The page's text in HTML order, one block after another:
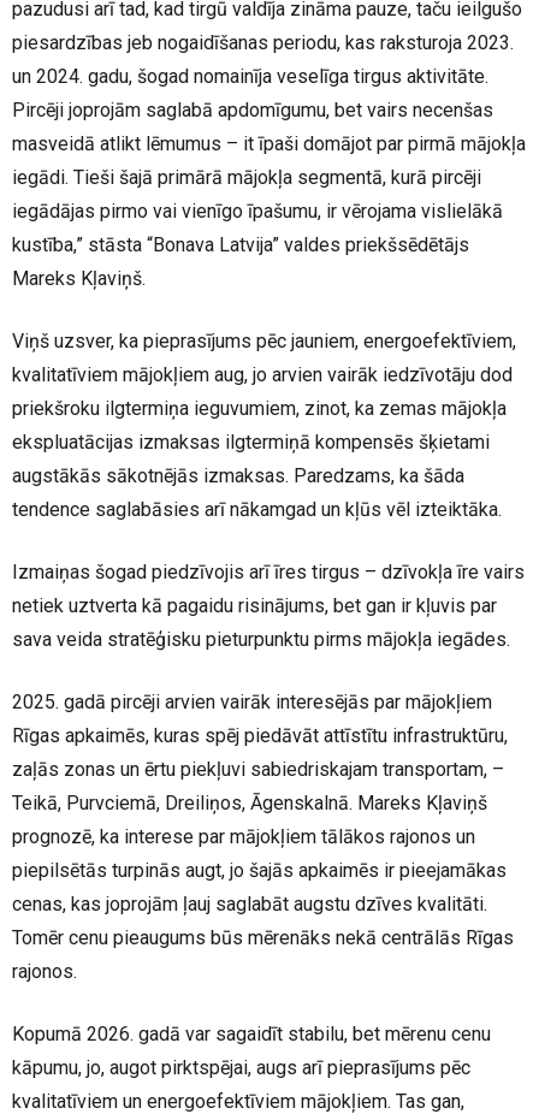
pazudusi arī tad, kad tirgū valdīja zināma pauze, taču ieilgušo
piesardzības jeb nogaidīšanas periodu, kas raksturoja 2023.
un 2024. gadu, šogad nomainīja veselīga tirgus aktivitāte.
Pircēji joprojām saglabā apdomīgumu, bet vairs necenšas
masveidā atlikt lēmumus – it īpaši domājot par pirmā mājokļa
iegādi. Tieši šajā primārā mājokļa segmentā, kurā pircēji
iegādājas pirmo vai vienīgo īpašumu, ir vērojama vislielākā
kustība,” stāsta “Bonava Latvija” valdes priekšsēdētājs
Mareks Kļaviņš.
Viņš uzsver, ka pieprasījums pēc jauniem, energoefektīviem,
kvalitatīviem mājokļiem aug, jo arvien vairāk iedzīvotāju dod
priekšroku ilgtermiņa ieguvumiem, zinot, ka zemas mājokļa
ekspluatācijas izmaksas ilgtermiņā kompensēs šķietami
augstākās sākotnējās izmaksas. Paredzams, ka šāda
tendence saglabāsies arī nākamgad un kļūs vēl izteiktāka.
Izmaiņas šogad piedzīvojis arī īres tirgus – dzīvokļa īre vairs
netiek uztverta kā pagaidu risinājums, bet gan ir kļuvis par
sava veida stratēģisku pieturpunktu pirms mājokļa iegādes.
2025. gadā pircēji arvien vairāk interesējās par mājokļiem
Rīgas apkaimēs, kuras spēj piedāvāt attīstītu infrastruktūru,
zaļās zonas un ērtu piekļuvi sabiedriskajam transportam, –
Teikā, Purvciemā, Dreiliņos, Āgenskalnā. Mareks Kļaviņš
prognozē, ka interese par mājokļiem tālākos rajonos un
piepilsētās turpinās augt, jo šajās apkaimēs ir pieejamākas
cenas, kas joprojām ļauj saglabāt augstu dzīves kvalitāti.
Tomēr cenu pieaugums būs mērenāks nekā centrālās Rīgas
rajonos.
Kopumā 2026. gadā var sagaidīt stabilu, bet mērenu cenu
kāpumu, jo, augot pirktspējai, augs arī pieprasījums pēc
kvalitatīviem un energoefektīviem mājokļiem. Tas gan,